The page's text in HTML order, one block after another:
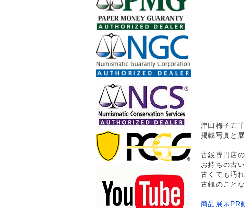
津田梅子五
掲載写真と
古銭専門店
お持ちの古
古くても汚
古銭のこと
商品展示PR